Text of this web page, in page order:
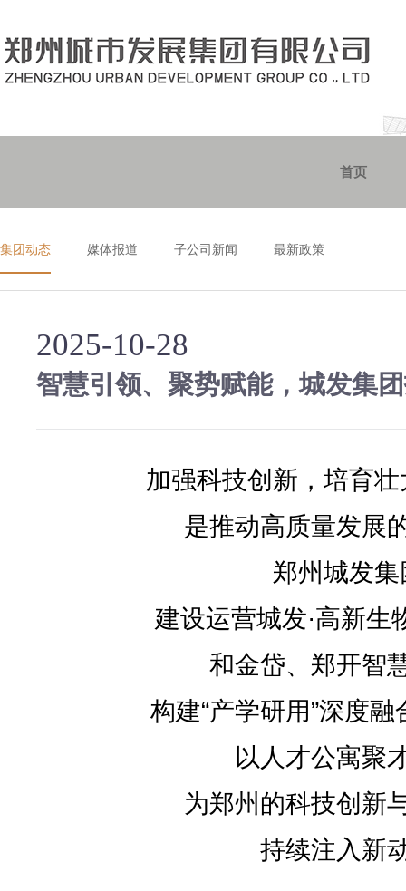
首页
集团动态 媒体报道 子公司新闻 最新政策
2025-10-28
智慧引领、聚势赋能，城发集
加强科技创新，培育
是推动高质量发展
郑州城发集
建设运营城发·高新生
和金岱、郑开智
构建“产学研用”深度
以人才公寓聚
为郑州的科技创新
持续注入新